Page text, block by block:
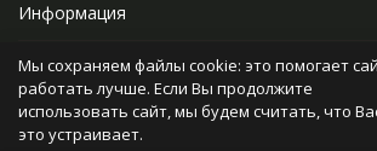
Информация
Прочее
Политика персональных данных
Мы сохраняем файлы cookie: это помогает
работать лучше. Если Вы продолжите
использовать сайт, мы будем считать, что
это устраивает.